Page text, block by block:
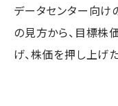
データセンター向け
の見方から、目標株
げ、株価を押し上げた